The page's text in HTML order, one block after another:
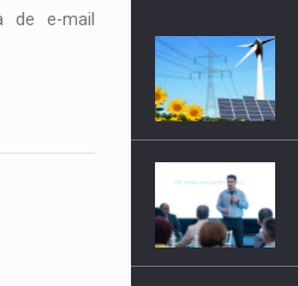
de e-mail